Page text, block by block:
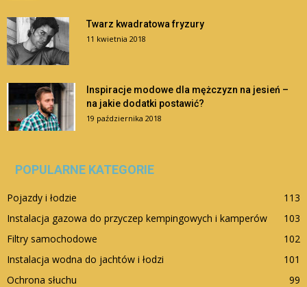
Twarz kwadratowa fryzury
11 kwietnia 2018
Inspiracje modowe dla mężczyzn na jesień –
na jakie dodatki postawić?
19 października 2018
POPULARNE KATEGORIE
Pojazdy i łodzie
113
Instalacja gazowa do przyczep kempingowych i kamperów
103
Filtry samochodowe
102
Instalacja wodna do jachtów i łodzi
101
Ochrona słuchu
99